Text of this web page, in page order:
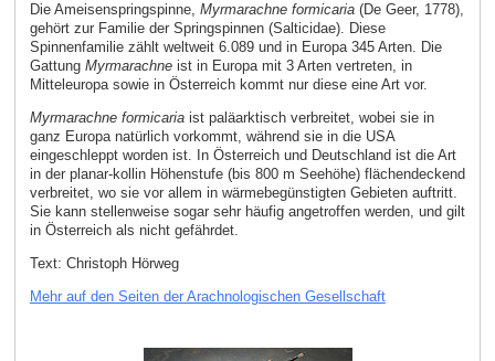
Die Ameisenspringspinne, Myrmarachne formicaria(De Geer, 1778),
gehört zur Familie der Springspinnen (Salticidae). Diese
Spinnenfamilie zählt weltweit 6.089 und in Europa 345 Arten. Die
Gattung Myrmarachne ist in Europa mit 3 Arten vertreten, in
Mitteleuropa sowie in Österreich kommt nur diese eine Art vor.
Myrmarachne formicariaist paläarktisch verbreitet, wobei sie in
ganz Europa natürlich vorkommt, während sie in die USA
eingeschleppt worden ist. In Österreich und Deutschland ist die Art
in der planar-kollin Höhenstufe (bis 800 m Seehöhe) flächendeckend
verbreitet, wo sie vor allem in wärmebegünstigten Gebieten auftritt.
Sie kann stellenweise sogar sehr häufig angetroffen werden, und gilt
in Österreich als nicht gefährdet.
Text: Christoph Hörweg
Mehr auf den Seiten der Arachnologischen Gesellschaft